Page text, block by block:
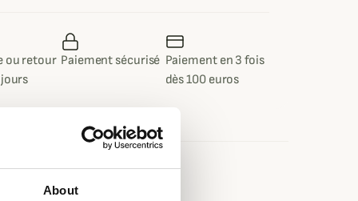
About
ou retour Paiement sécurisé Paiement en 3 fois
dès 100 euros